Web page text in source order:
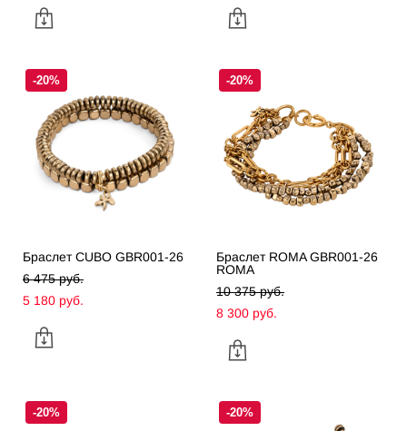
-20%
Браслет CUBO GBR001-26
6 475 pуб.
5 180 pуб.
-20%
Браслет ROMA GBR001-26
ROMA
10 375 pуб.
8 300 pуб.
-20% -20%